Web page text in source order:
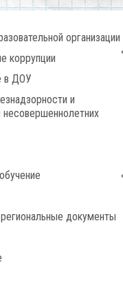
организации
коррупции
в ДОУ
и
несовершеннолетних
документы